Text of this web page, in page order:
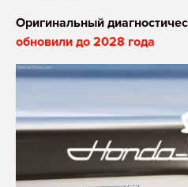
Оригинальный
обновили до 2028 года